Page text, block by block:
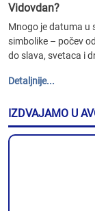
Vidovdan?
Mnogo je datuma u
simbolike – počev
do slava, svetaca i
Detaljnije...
IZDVAJAMO U